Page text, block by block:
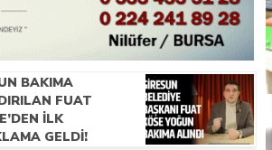
BAKIMA
FUAT
İLK
GELDI!